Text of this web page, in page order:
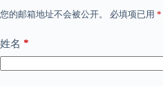
您的邮箱地址不会被公开。 必填项已用 *
姓名 *